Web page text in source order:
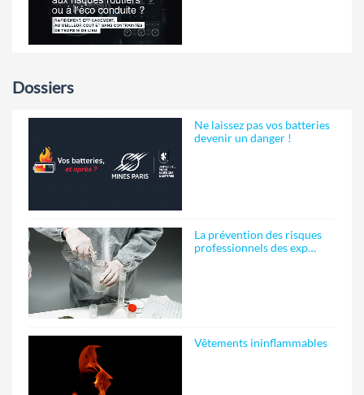
Dossiers
Ne laissez pas vos batteries
devenir un danger !
La prévention des risques
professionnels des exp…
Vêtements ininflammables